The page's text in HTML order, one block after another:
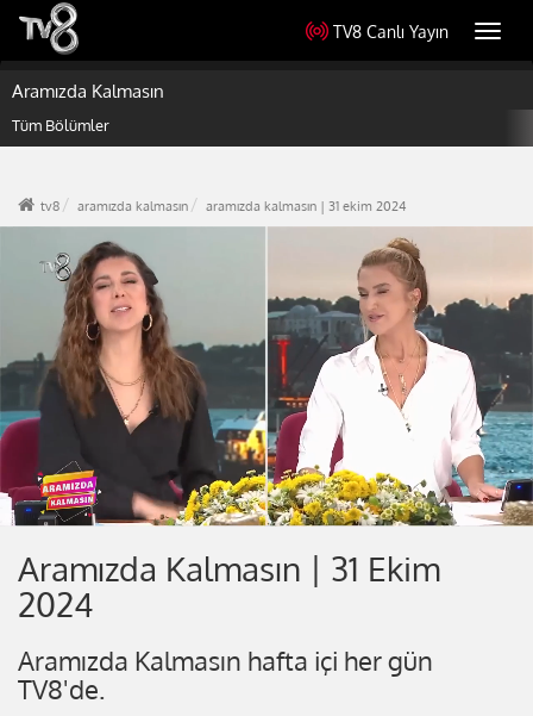
TV8 Canlı Yayın
Aramızda Kalmasın
Tüm Bölümler
tv8 aramızda kalmasın aramızda kalmasın | 31 ekim 2024
Aramızda Kalmasın | 31 Ekim
2024
Aramızda Kalmasın hafta içi her gün
TV8'de.